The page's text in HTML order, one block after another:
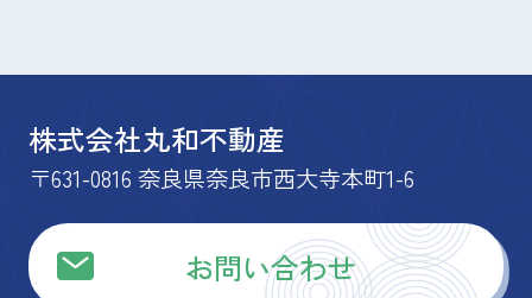
株式会社丸和不動産
〒631-0816 奈良県奈良市西大寺本町1-6
お問い合わせ